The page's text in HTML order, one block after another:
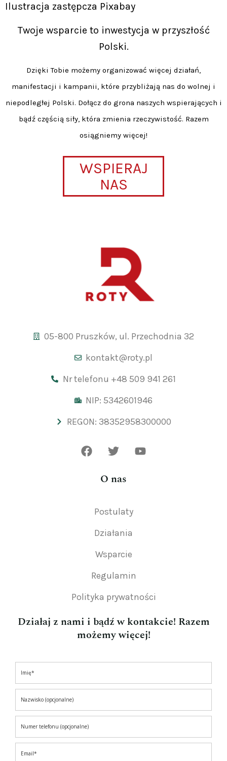
Ilustracja zastępcza Pixabay
Twoje wsparcie to inwestycja w przyszłość
Polski.
Dzięki Tobie możemy organizować więcej działań,
manifestacji i kampanii, które przybliżają nas do wolnej i
niepodległej Polski. Dołącz do grona naszych wspierających i
bądź częścią siły, która zmienia rzeczywistość. Razem
osiągniemy więcej!
WSPIERAJ
NAS
05-800 Pruszków, ul. Przechodnia 32
kontakt@roty.pl
Nr telefonu +48 509 941 261
NIP: 5342601946
REGON: 38352958300000
O nas
Postulaty
Działania
Wsparcie
Regulamin
Polityka prywatności
Działaj z nami i bądź w kontakcie! Razem
możemy więcej!